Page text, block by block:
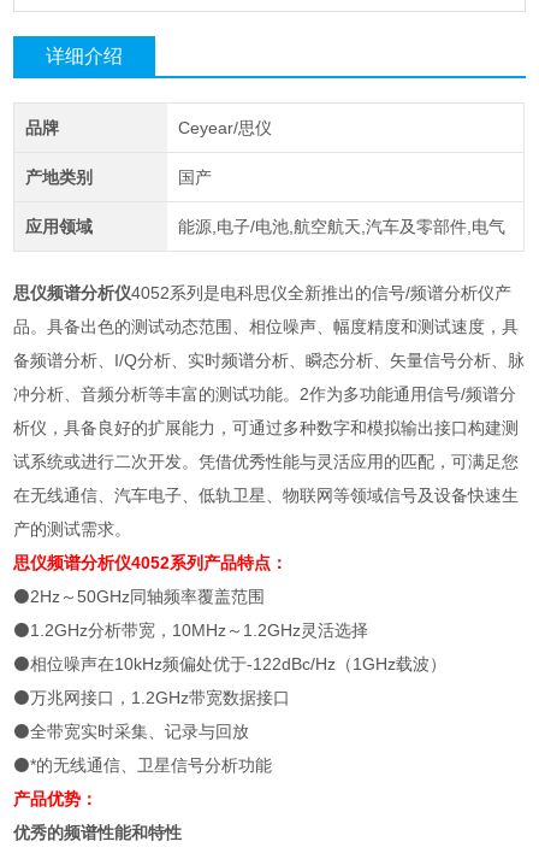
详细介绍
品牌 Ceyear/思仪
产地类别 国产
应用领域 能源,电子/电池,航空航天,汽车及零部件,电气
思仪频谱分析仪4052系列是电科思仪全新推出的信号/频谱分析仪产
品。具备出色的测试动态范围、相位噪声、幅度精度和测试速度，具
备频谱分析、I/Q分析、实时频谱分析、瞬态分析、矢量信号分析、脉
冲分析、音频分析等丰富的测试功能。2作为多功能通用信号/频谱分
析仪，具备良好的扩展能力，可通过多种数字和模拟输出接口构建测
试系统或进行二次开发。凭借优秀性能与灵活应用的匹配，可满足您
在无线通信、汽车电子、低轨卫星、物联网等领域信号及设备快速生
产的测试需求。
思仪频谱分析仪4052系列 产品特点：
⚫2Hz～50GHz同轴频率覆盖范围
⚫1.2GHz分析带宽，10MHz～1.2GHz灵活选择
⚫相位噪声在10kHz频偏处优于-122dBc/Hz（1GHz载波）
⚫万兆网接口，1.2GHz带宽数据接口
⚫全带宽实时采集、记录与回放
⚫*的无线通信、卫星信号分析功能
产品优势：
优秀的频谱性能和特性